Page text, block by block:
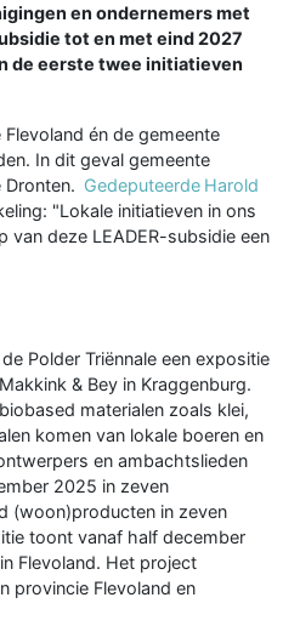
en ondernemers met
tot en met eind 2027
de eerste twee initiatieven
én de gemeente
In dit geval gemeente
Gedeputeerde Harold
"Lokale initiatieven in ons
van deze LEADER-subsidie een
Polder Triënnale een expositie
& Bey in Kraggenburg.
materialen zoals klei,
komen van lokale boeren en
en ambachtslieden
2025 in zeven
(woon)producten in zeven
toont vanaf half december
Flevoland. Het project
provincie Flevoland en